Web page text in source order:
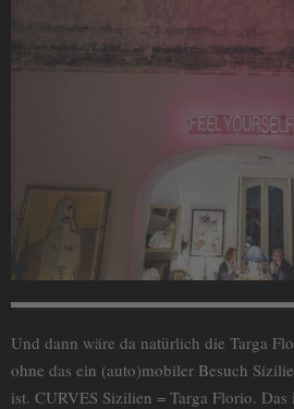
Und dann wäre da natürlich die Targa
ohne das ein (auto)mobiler Besuch
ist. CURVES Sizilien = Targa Florio.